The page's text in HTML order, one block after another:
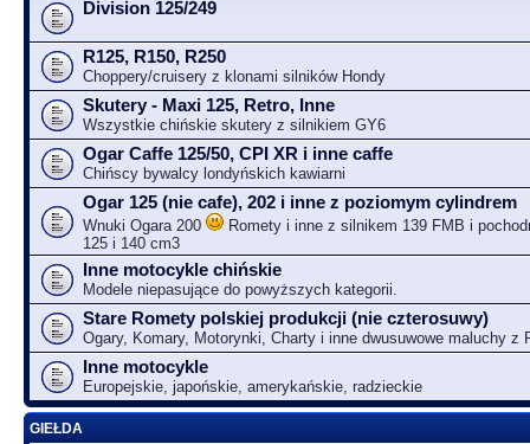
Division 125/249
R125, R150, R250
Choppery/cruisery z klonami silników Hondy
Skutery - Maxi 125, Retro, Inne
Wszystkie chińskie skutery z silnikiem GY6
Ogar Caffe 125/50, CPI XR i inne caffe
Chińscy bywalcy londyńskich kawiarni
Ogar 125 (nie cafe), 202 i inne z poziomym cylindrem
Wnuki Ogara 200
Romety i inne z silnikem 139 FMB i
125 i 140 cm3
Inne motocykle chińskie
Modele niepasujące do powyższych kategorii.
Stare Romety polskiej produkcji (nie czterosuwy)
Ogary, Komary, Motorynki, Charty i inne dwusuwowe maluchy z
Inne motocykle
Europejskie, japońskie, amerykańskie, radzieckie
GIEŁDA